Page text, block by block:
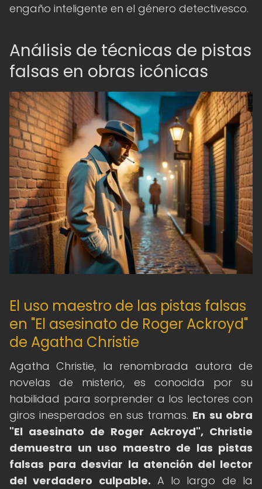
engaño inteligente en el género detectivesco.
Análisis de técnicas de pistas
falsas en obras icónicas
El uso maestro de las pistas falsas
en "El asesinato de Roger Ackroyd"
de Agatha Christie
Agatha Christie, la renombrada autora de
novelas de misterio, es conocida por su
habilidad para sorprender a los lectores con
giros inesperados en sus tramas. En su obra
"El asesinato de Roger Ackroyd", Christie
demuestra un uso maestro de las pistas
falsas para desviar la atención del lector
del verdadero culpable. A lo largo de la